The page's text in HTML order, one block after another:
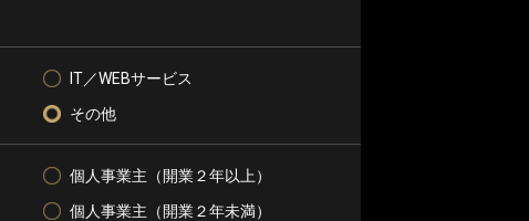
IT／WEBサービス
その他
個人事業主（開業２年以上）
個人事業主（開業２年未満）